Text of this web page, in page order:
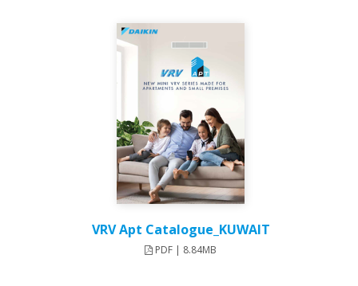
VRV Apt Catalogue_KUWAIT
PDF | 8.84MB